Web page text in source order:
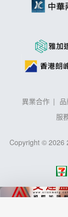
異業合作
服
Copyright © 2026